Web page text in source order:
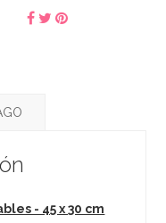
- 45 x 30 cm